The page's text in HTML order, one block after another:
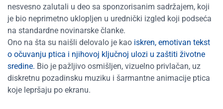
nesvesno zalutali u deo sa sponzorisanim sadržajem, koji
je bio neprimetno uklopljen u urednički izgled koji podseća
na standardne novinarske članke.
Ono na šta su naišli delovalo je kao iskren, emotivan tekst
o očuvanju ptica i njihovoj ključnoj ulozi u zaštiti životne
sredine. Bio je pažljivo osmišljen, vizuelno privlačan, uz
diskretnu pozadinsku muziku i šarmantne animacije ptica
koje lepršaju po ekranu.